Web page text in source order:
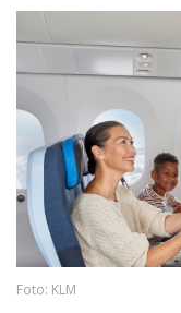
Foto: KLM